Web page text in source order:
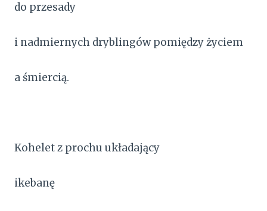
do przesady
i nadmiernych dryblingów pomiędzy życiem
a śmiercią.
Kohelet z prochu układający
ikebanę